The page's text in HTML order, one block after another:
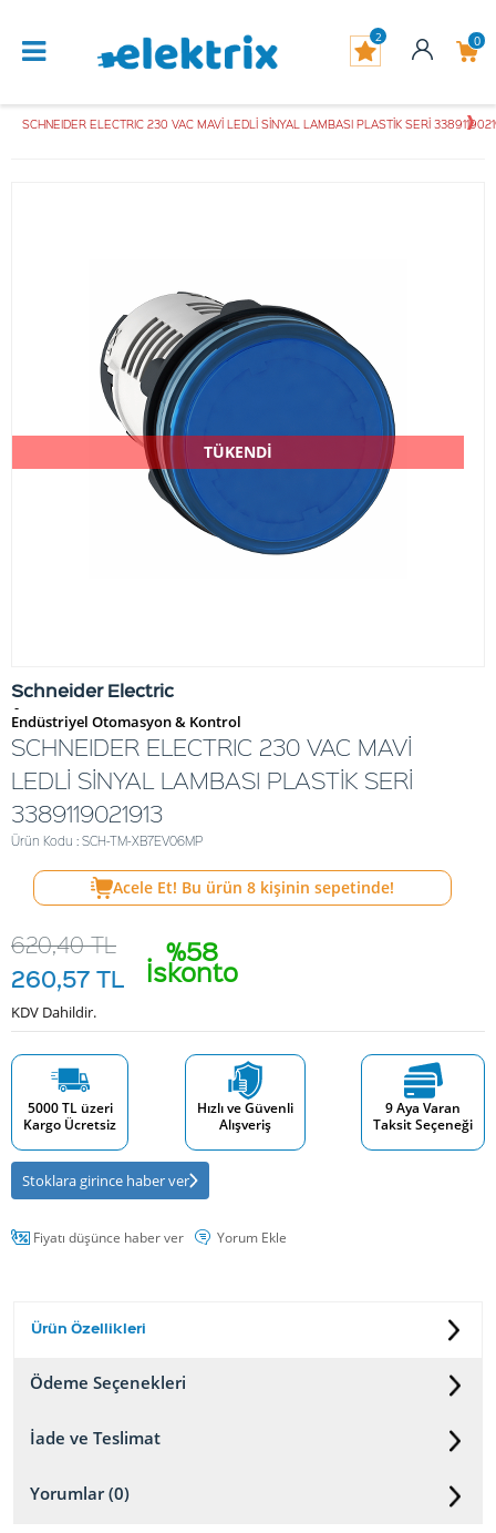
0
2
SCHNEIDER ELECTRIC 230 VAC MAVİ LEDLİ SİNYAL LAMBASI PLASTİK SERİ
TÜKENDİ
Schneider Electric
-
Endüstriyel Otomasyon & Kontrol
SCHNEIDER ELECTRIC 230 VAC MAVİ
LEDLİ SİNYAL LAMBASI PLASTİK SERİ
3389119021913
Ürün Kodu : SCH-TM-XB7EV06MP
Acele Et! Bu ürün 8 kişinin sepetinde!
%58
İskonto
620,40TL
260,57 TL
KDV Dahildir.
5000 TL üzeri
Kargo Ücretsiz
Hızlı ve Güvenli
Alışveriş
9 Aya Varan
Taksit Seçeneği
Stoklara girince haber ver
Fiyatı düşünce haber ver Yorum Ekle
Ürün Özellikleri
Ödeme Seçenekleri
İade ve Teslimat
Yorumlar (0)